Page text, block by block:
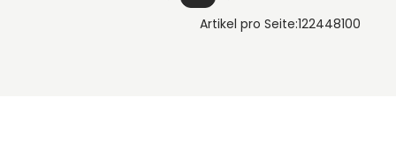
Artikel pro Seite:122448100